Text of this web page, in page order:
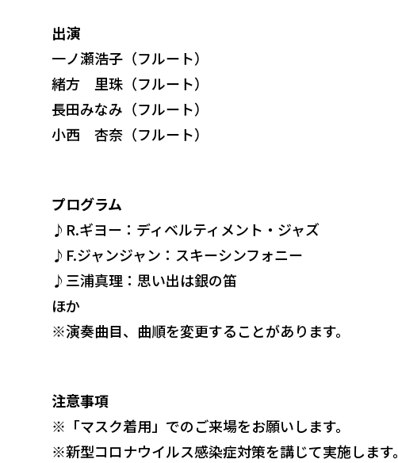
出演
一ノ瀬浩子（フルート）
緒方 里珠（フルート）
長田みなみ（フルート）
小西 杏奈（フルート）
プログラム
♪ R.ギヨー：ディベルティメント・ジャズ
♪ F.ジャンジャン：スキーシンフォニー
♪ 三浦真理：思い出は銀の笛
ほか
※演奏曲目、曲順を変更することがあります。
注意事項
※「マスク着用」でのご来場をお願いします。
※新型コロナウイルス感染症対策を講じて実施します。